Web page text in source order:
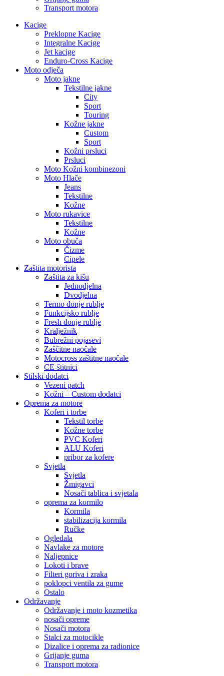
Transport motora
Kacige
Preklopne Kacige
Integralne Kacige
Jet kacige
Enduro-Cross Kacige
Moto odječa
Moto jakne
Tekstilne jakne
City
Sport
Touring
Kožne jakne
Custom
Sport
Kožni prsluci
Prsluci
Moto Kožni kombinezoni
Moto Hlače
Jeans
Tekstilne
Kožne
Moto rukavice
Tekstilne
Kožne
Moto obuča
Čizme
Cipele
Zaštita motorista
Zaštita za kišu
Jednodjelna
Dvodjelna
Termo donje rublje
Funkcijsko rublje
Fresh donje rublje
Kralježnik
Bubrežni pojasevi
Zaščitne naočale
Motocross zaštitne naočale
CE-štitnici
Stilski dodatci
Vezeni patch
Kožni – Custom dodatci
Oprema za motore
Koferi i torbe
Tekstil torbe
Kožne torbe
PVC Koferi
ALU Koferi
pribor za kofere
Svjetla
Svjetla
Žmigavci
Nosači tablica i svjetala
oprema za kormilo
Kormila
stabilizacija kormila
Ručke
Ogledala
Navlake za motore
Naljepnice
Lokoti i brave
Filteri goriva i zraka
poklopci ventila za gume
Ostalo
Održavanje
Održavanje i moto kozmetika
nosači opreme
Nosači motora
Stalci za motocikle
Dizalice i oprema za radionice
Grijanje guma
Transport motora